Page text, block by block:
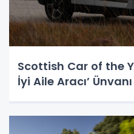
Scottish Car of the
İyi Aile Aracı’